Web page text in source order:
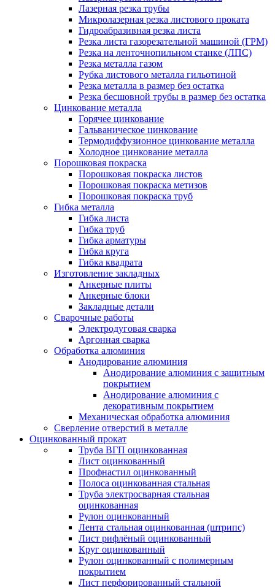
Лазерная резка трубы
Микролазерная резка листового проката
Гидроабразивная резка листа
Резка листа газорезательной машиной (ГРМ)
Резка на ленточнопильном станке (ЛПС)
Резка металла газом
Рубка листового металла гильотиной
Резка металла в размер без остатка
Резка бесшовной трубы в размер без остатка
Цинкование металла
Горячее цинкование
Гальваническое цинкование
Термодиффузионное цинкование металла
Холодное цинкование металла
Порошковая покраска
Порошковая покраска листов
Порошковая покраска метизов
Порошковая покраска труб
Гибка металла
Гибка листа
Гибка труб
Гибка арматуры
Гибка круга
Гибка квадрата
Изготовление закладных
Анкерные плиты
Анкерные блоки
Закладные детали
Сварочные работы
Электродуговая сварка
Аргонная сварка
Обработка алюминия
Анодирование алюминия
Анодирование алюминия с защитным
покрытием
Анодирование алюминия с
декоративным покрытием
Механическая обработка алюминия
Сверление отверстий в металле
Оцинкованный прокат
Труба ВГП оцинкованная
Лист оцинкованный
Профнастил оцинкованный
Полоса оцинкованная стальная
Труба электросварная стальная
оцинкованная
Рулон оцинкованный
Лента стальная оцинкованная (штрипс)
Лист рифлёный оцинкованный
Круг оцинкованный
Рулон оцинкованный с полимерным
покрытием
Лист перфорированный стальной